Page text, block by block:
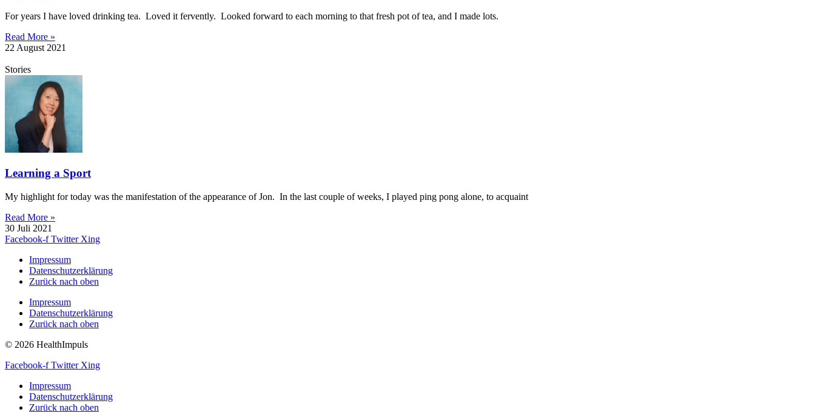
For years I have loved drinking tea. Loved it fervently. Looked forward to each morning to that fresh pot of tea, and I made lots.
Read More »
22 August 2021
Stories
Learning a Sport
My highlight for today was the manifestation of the appearance of Jon. In the last couple of weeks, I played ping pong alone, to acquaint
Read More »
30 Juli 2021
Facebook-f Twitter Xing
Impressum
Datenschutzerklärung
Zurück nach oben
Impressum
Datenschutzerklärung
Zurück nach oben
© 2026 HealthImpuls
Facebook-f Twitter Xing
Impressum
Datenschutzerklärung
Zurück nach oben